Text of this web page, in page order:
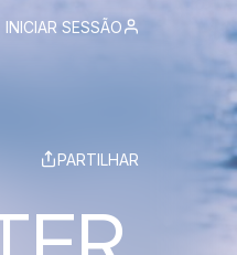
INICIAR SESSÃO
PARTILHAR